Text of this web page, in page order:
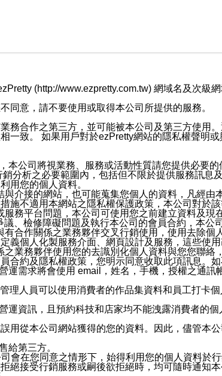
(http://www.ezpretty.com.tw) 網域名及次級
同意，請不要使用或取得本公司所提供的服務。
務合作之第三方，並可能被本公司及第三方使用
一致。 如果用戶對於ezPretty網站的隱私權聲明
公司將視業務、服務或活動性質請您提供必要
分析之必要範圍內，包括但不限於提供服務訊
用您的個人資料。
介接的網站，也可能蒐集您個人的資料，凡經
不適用本網站之隱私權保護政策，本公司對於
務平台問題，本公司可使用您之前建立資料及
、檢修障礙問題及執行本公司的會員合約，本公
合作關係之業務夥伴交叉行銷使用，使用去除
個人化製服務介面、網頁設計及服務，這些使
業務夥伴使用您的去識別化個人資料與您您聯
約及隱私權政策，您明示同意收取此項訊息。
需求將會使用 email，姓名，手機，授權之通
人員可以使用消費者的作品集資料和員工打卡
運資訊，且預約科技和店家均不能洩露消費者的
用從本公司網站獲得的您的資料。因此，儘管本
給第三方。
會在您同意之情形下，始得利用您的個人資料於
絕接受行銷服務或嗣後欲拒絕時，均可隨時通知